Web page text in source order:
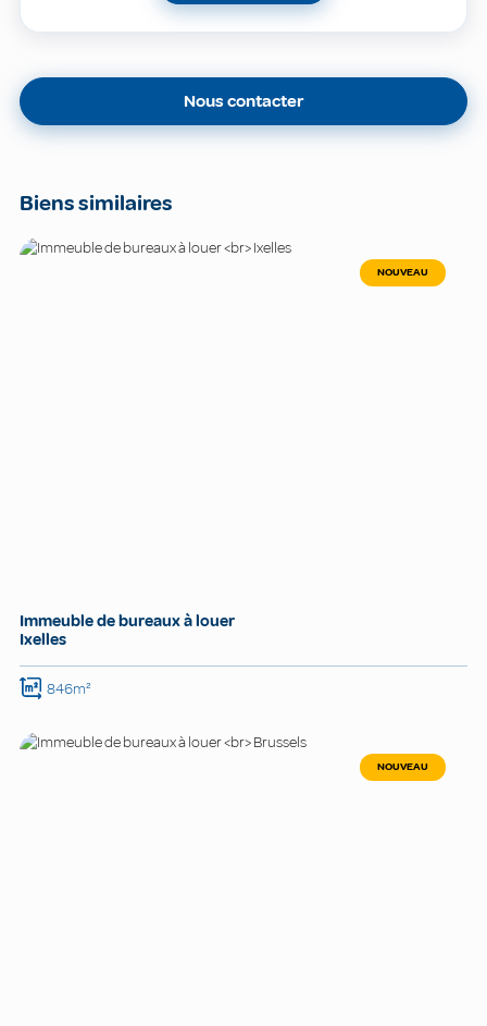
Nous contacter
Biens similaires
NOUVEAU
Immeuble de bureaux à louer
Ixelles
846m²
NOUVEAU